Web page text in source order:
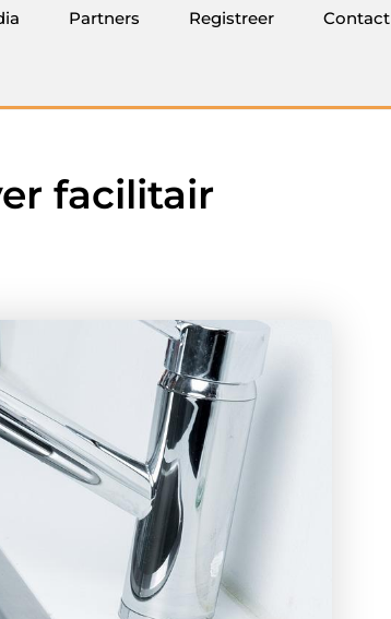
Partners Registreer Contact
facilitair